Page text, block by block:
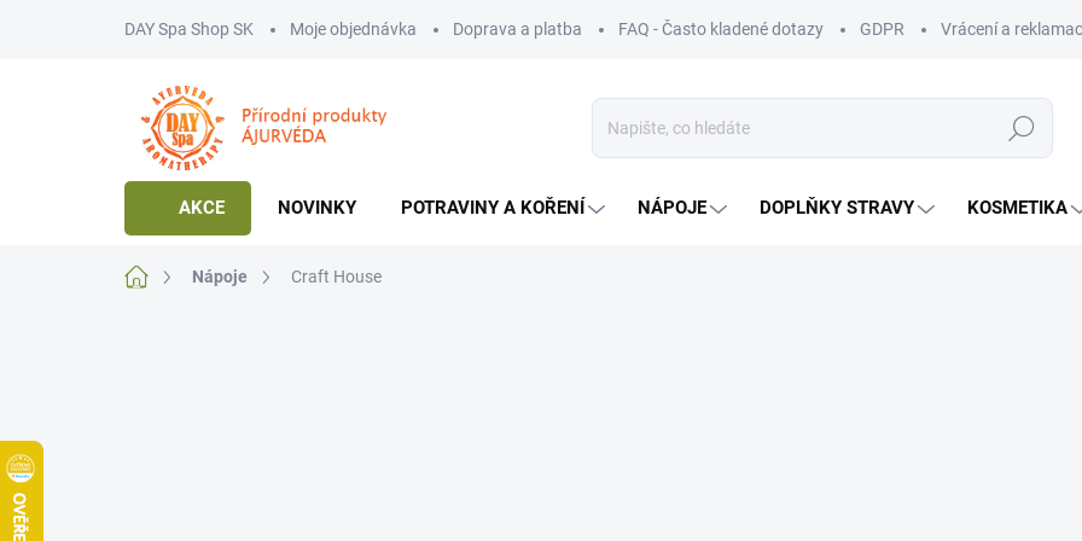
DAY Spa Shop SK Moje objednávka Doprava a platba FAQ - Často kladené dotazy GDPR Vrácení a
Hledat
AKCE NOVINKY POTRAVINY A KOŘENÍ NÁPOJE DOPLŇKY STRAVY KOSMETIKA
Domů Nápoje Craft House